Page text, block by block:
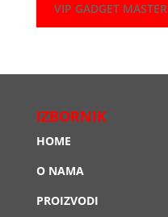
VIP GADGET MASTER
IZBORNIK
HOME
O NAMA
PROIZVODI